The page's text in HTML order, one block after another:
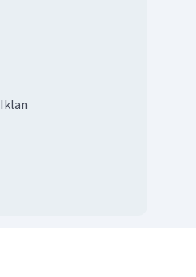
Iklan